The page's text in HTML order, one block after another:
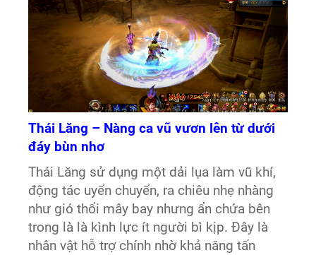
Thái Lăng – Nàng ca vũ vươn lên từ dưới
đáy bùn nhơ
Thái Lăng sử dụng một dải lụa làm vũ khí,
động tác uyển chuyển, ra chiêu nhẹ nhàng
như gió thổi mây bay nhưng ẩn chứa bên
trong là là kình lực ít người bì kịp. Đây là
nhân vật hỗ trợ chính nhờ khả năng tấn